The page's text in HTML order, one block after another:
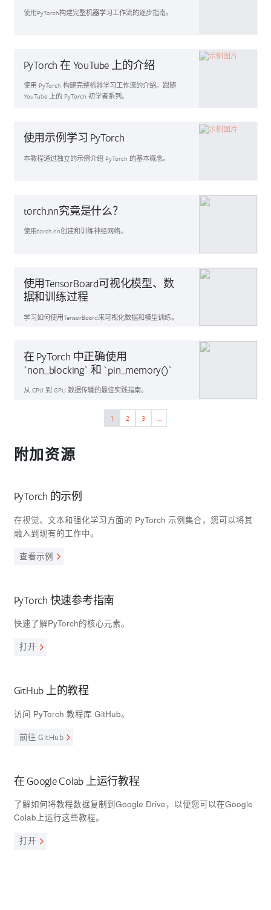
使用PyTorch构建完整机器学习工作流的逐步指南。
PyTorch 在 YouTube 上的介绍
使用 PyTorch 构建完整机器学习工作流的介绍。跟随
YouTube 上的 PyTorch 初学者系列。
使用示例学习 PyTorch
本教程通过独立的示例介绍 PyTorch 的基本概念。
torch.nn究竟是什么？
使用torch.nn创建和训练神经网络。
使用TensorBoard可视化模型、数
据和训练过程
学习如何使用TensorBoard来可视化数据和模型训练。
在 PyTorch 中正确使用
`non_blocking` 和 `pin_memory()`
从 CPU 到 GPU 数据传输的最佳实践指南。
1 2 3 ...
附加资源
PyTorch 的示例
在视觉、文本和强化学习方面的 PyTorch 示例集合，您可以将其
融入到现有的工作中。
查看示例
PyTorch 快速参考指南
快速了解PyTorch的核心元素。
打开
GitHub 上的教程
访问 PyTorch 教程库 GitHub。
前往 GitHub
在 Google Colab 上运行教程
了解如何将教程数据复制到Google Drive，以便您可以在Google
Colab上运行这些教程。
打开